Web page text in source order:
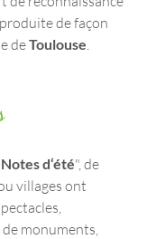
de façon
de Toulouse
d‘été", de
villages ont
monuments,